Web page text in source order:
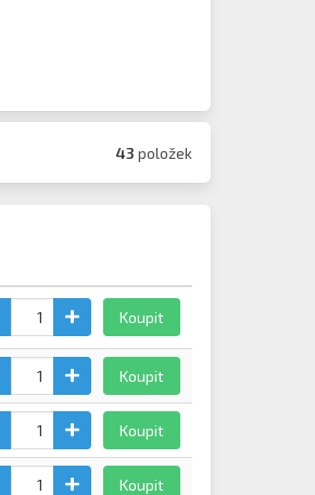
43 položek
Koupit
Koupit
Koupit
Koupit